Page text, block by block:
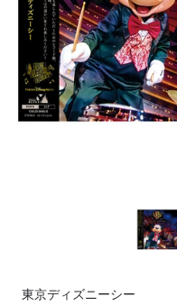
東京ディズニーシー